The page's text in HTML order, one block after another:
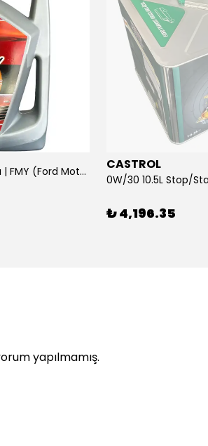
0W/20 6.2L Motor Yağı | FMY (Ford Motor Yağları) CASTROL
₺ 4,196.35
yapılmamış.